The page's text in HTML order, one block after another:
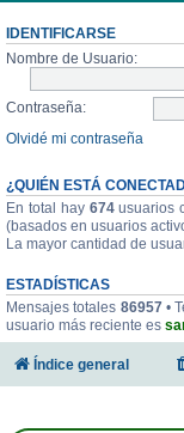
IDENTIFICARSE
Nombre de Usuario:
Contraseña:
Olvidé mi contraseña
¿QUIÉN ESTÁ
En total hay 674usuarios
(basados en usuarios
La mayor cantidad de
ESTADÍSTICAS
Mensajes totales 86957•
usuario más reciente es
Índice general